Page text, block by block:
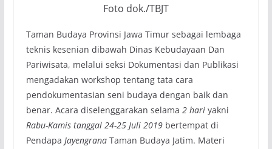
Foto dok./TBJT
Taman Budaya Provinsi Jawa Timur sebagai lembaga
teknis kesenian dibawah Dinas Kebudayaan Dan
Pariwisata, melalui seksi Dokumentasi dan Publikasi
mengadakan workshop tentang tata cara
pendokumentasian seni budaya dengan baik dan
benar. Acara diselenggarakan selama 2 hari yakni
Rabu-Kamis tanggal 24-25 Juli 2019bertempat di
Pendapa Jayengrana Taman Budaya Jatim. Materi